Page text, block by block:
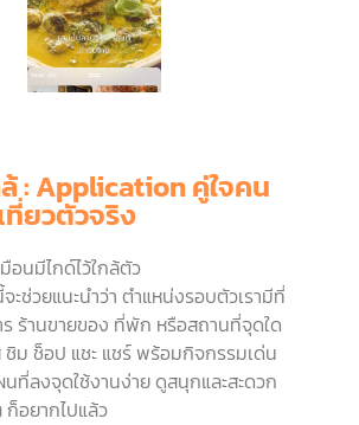
: Application คู่ใจคน
ยวตัวจริง
อนมีไกด์ไว้ใกล้ตัว
ะช่วยแนะนำว่า ตำแหน่งรอบตัวเรามีที่
ร ร้านขายของ ที่พัก หรือสถานที่จุดใด
ชิม ช็อป แชะ แชร์ พร้อมกิจกรรมเด่น
นที่ลงจุดใช้งานง่าย ดูสนุกและสะดวก
อยากไปแล้ว